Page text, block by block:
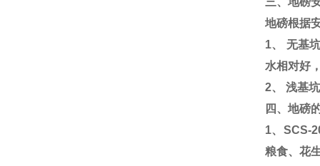
地磅根据
1、 无基
水相对好
2、 浅基
四、地磅
1、 SCS-
粮食、花